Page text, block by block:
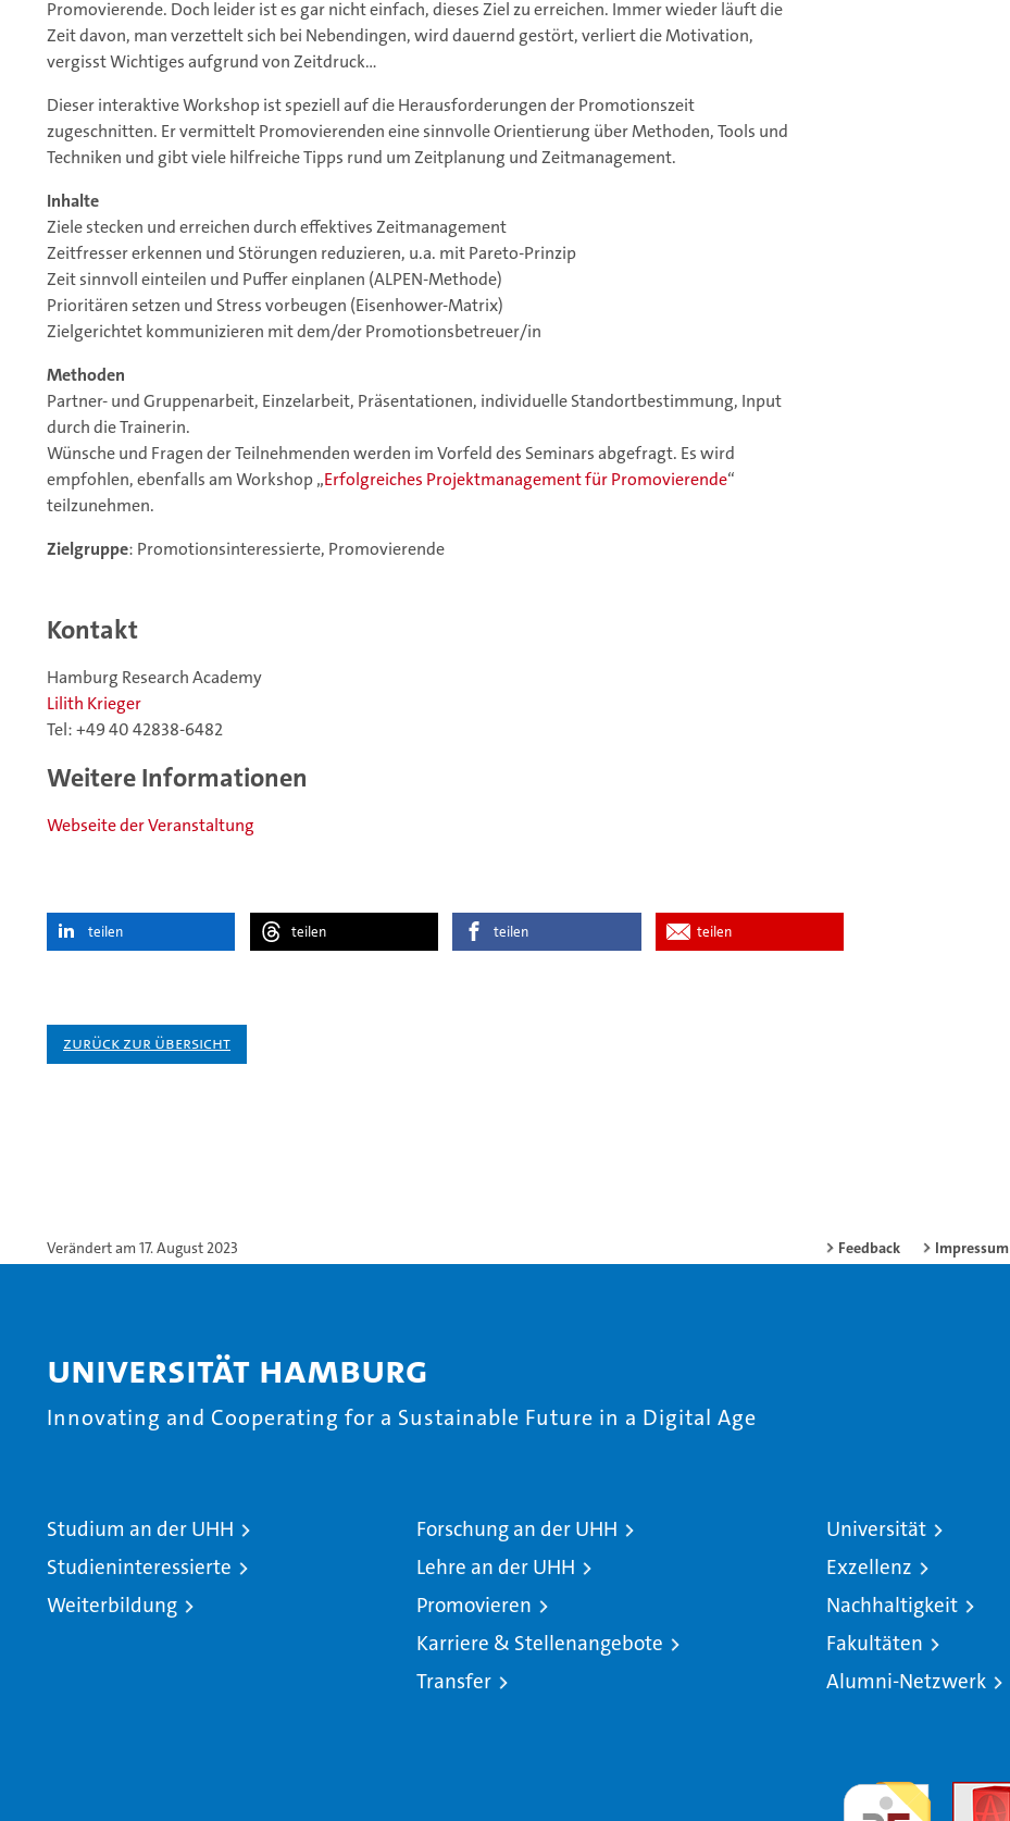
Promovierende. Doch leider ist es gar nicht einfach, dieses Ziel zu erreichen. Immer wieder läuft die
Zeit davon, man verzettelt sich bei Nebendingen, wird dauernd gestört, verliert die Motivation,
vergisst Wichtiges aufgrund von Zeitdruck…
Dieser interaktive Workshop ist speziell auf die Herausforderungen der Promotionszeit
zugeschnitten. Er vermittelt Promovierenden eine sinnvolle Orientierung über Methoden, Tools und
Techniken und gibt viele hilfreiche Tipps rund um Zeitplanung und Zeitmanagement.
Inhalte
Ziele stecken und erreichen durch effektives Zeitmanagement
Zeitfresser erkennen und Störungen reduzieren, u.a. mit Pareto-Prinzip
Zeit sinnvoll einteilen und Puffer einplanen (ALPEN-Methode)
Prioritären setzen und Stress vorbeugen (Eisenhower-Matrix)
Zielgerichtet kommunizieren mit dem/der Promotionsbetreuer/in
Methoden
Partner- und Gruppenarbeit, Einzelarbeit, Präsentationen, individuelle Standortbestimmung, Input
durch die Trainerin.
Wünsche und Fragen der Teilnehmenden werden im Vorfeld des Seminars abgefragt. Es wird
empfohlen, ebenfalls am Workshop „Erfolgreiches Projektmanagement für Promovierende“
teilzunehmen.
Zielgruppe: Promotionsinteressierte, Promovierende
Kontakt
Hamburg Research Academy
Lilith Krieger
Tel: +49 40 42838-6482
Weitere Informationen
Webseite der Veranstaltung
teilen teilen teilen teilen
Zurück zur Übersicht
Verändert am 17. August 2023 Feedback Impressum
Universität Hamburg
Innovating and Cooperating for a Sustainable Future in a Digital Age
Studium an der UHH
Studieninteressierte
Weiterbildung
Forschung an der UHH
Lehre an der UHH
Promovieren
Karriere & Stellenangebote
Transfer
Universität
Exzellenz
Nachhaltigkeit
Fakultäten
Alumni-Netzwerk